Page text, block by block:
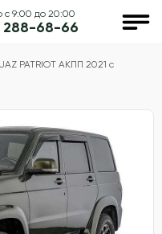
с 9:00 до 20:00
288-68-66
UAZ PATRIOT АКПП 2021 с